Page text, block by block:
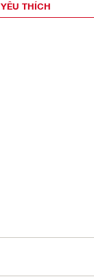
THÍCH